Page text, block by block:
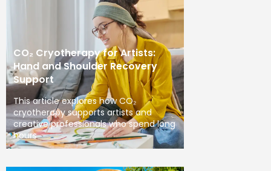
CO₂ Cryotherapy for Artists:
Hand and Shoulder Recovery
Support
This article explores how CO₂
cryotherapy supports artists and
creative professionals who spend long
hours